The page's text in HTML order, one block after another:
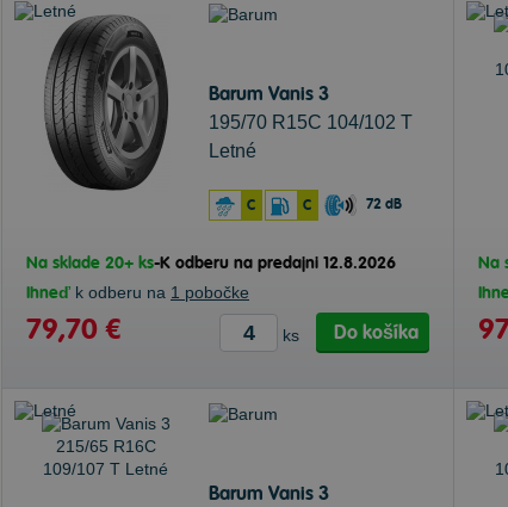
Barum Vanis 3
195/70 R15C 104/102 T
Letné
C C 72 dB
Na sklade 20+ ks-K odberu na predajni 12.8.2026
Ihneď k odberu na 1 pobočke
79,70 € ks Do košíka
Na
Barum Vanis 3